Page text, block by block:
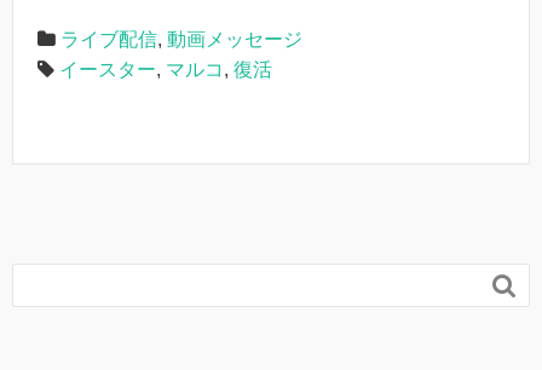
ライブ配信, 動画メッセージ
イースター, マルコ , 復活
